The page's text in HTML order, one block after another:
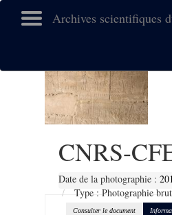
Archives scientifiques
CNRS-
Date de la photographie :
Type : Photographie
Consulter le document